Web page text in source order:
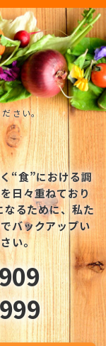
さい。
“食”における調
日々重ねており
るために、私た
バックアップい
い。